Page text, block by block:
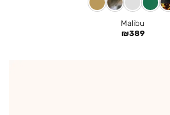
Malibu
₪389